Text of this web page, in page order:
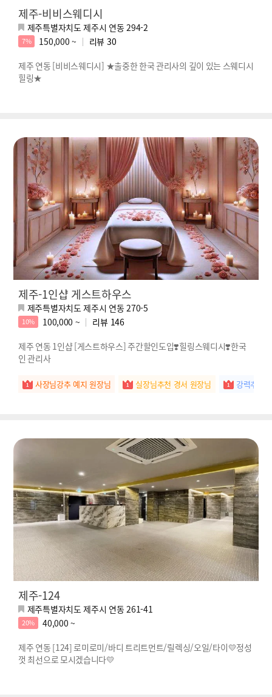
제주-비비스웨디시
제주특별자치도 제주시 연동 294-2
7% 150,000 ~ 리뷰 30
제주 연동 [비비스웨디시] ★출중한 한국 관리사의 깊이 있는 스웨디시
힐링★
제주-1인샵 게스트하우스
제주특별자치도 제주시 연동 270-5
10% 100,000 ~ 리뷰 146
제주 연동 1인샵 [게스트하우스] 주간할인도입❣️힐링스웨디시❣️한국
인 관리사
사장님강추 예지 원장님 실장님추천 경서 원장님 강력추천
제주-124
제주특별자치도 제주시 연동 261-41
20%
40,000 ~
제주 연동 [124] 로미로미/바디 트리트먼트/릴렉싱/오일/타이💛정성
껏 최선으로 모시겠습니다💛